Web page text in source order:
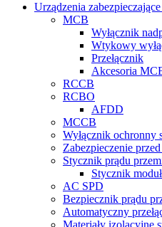
Urządzenia
MCB
Wyłącznik
Wtykowy
Przełącznik
Akcesoria
RCCB
RCBO
AFDD
MCCB
Wyłącznik ochronny
Zabezpieczenie
Stycznik prądu
Stycznik
AC SPD
Bezpiecznik prądu
Automatyczny